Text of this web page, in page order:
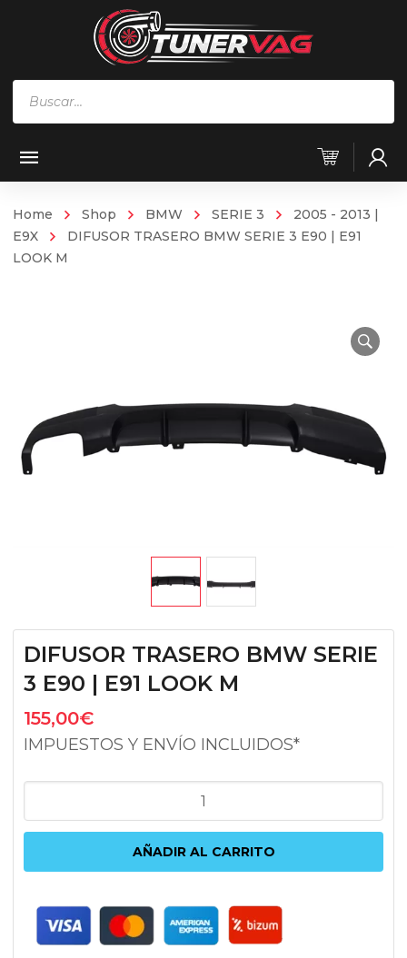
Home Shop BMW SERIE 3
2005 - 2013 |
E9X
DIFUSOR TRASERO BMW SERIE 3 E90 | E91
LOOK M
DIFUSOR TRASERO BMW SERIE
3 E90 | E91 LOOK M
155,00€
IMPUESTOS Y ENVÍO INCLUIDOS*
TRASERO
SERIE
E90
AÑADIR AL CARRITO